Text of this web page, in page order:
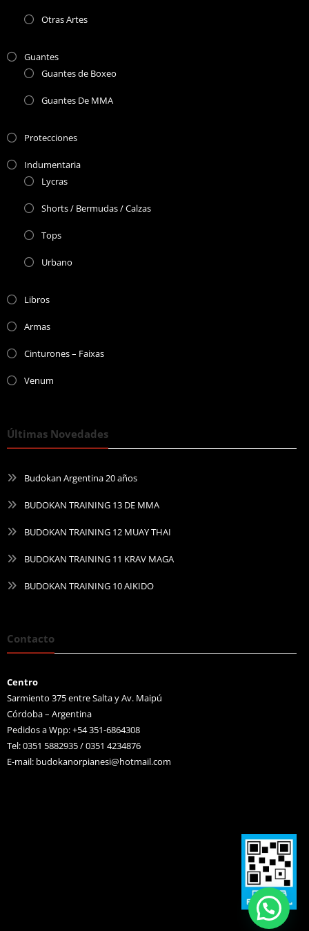
Otras Artes
Guantes
Guantes de Boxeo
Guantes De MMA
Protecciones
Indumentaria
Lycras
Shorts / Bermudas / Calzas
Tops
Urbano
Libros
Armas
Cinturones – Faixas
Venum
Últimas Novedades
Budokan Argentina 20 años
BUDOKAN TRAINING 13 DE MMA
BUDOKAN TRAINING 12 MUAY THAI
BUDOKAN TRAINING 11 KRAV MAGA
BUDOKAN TRAINING 10 AIKIDO
Contacto
Centro
Sarmiento 375 entre Salta y Av. Maipú
Córdoba – Argentina
Pedidos a Wpp: +54 351-6864308
Tel: 0351 5882935 / 0351 4234876
E-mail: budokanorpianesi@hotmail.com